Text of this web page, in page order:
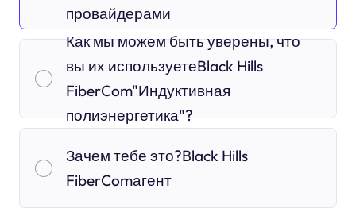
провайдерами
Как мы можем быть уверены, что
вы их используетеBlack Hills
FiberCom"Индуктивная
полиэнергетика"?
Зачем тебе это?Black Hills
FiberComагент